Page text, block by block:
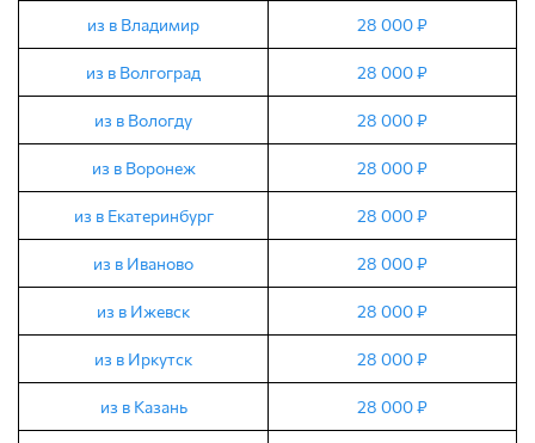
из в Владимир 28 000 ₽
из в Волгоград 28 000 ₽
из в Вологду 28 000 ₽
из в Воронеж 28 000 ₽
из в Екатеринбург 28 000 ₽
из в Иваново 28 000 ₽
из в Ижевск 28 000 ₽
из в Иркутск 28 000 ₽
из в Казань 28 000 ₽